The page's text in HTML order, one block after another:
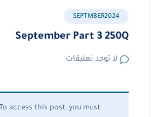
SEPTMBER2024
September Part 3 250Q
لا توجد تعليقات
To access this post, you must